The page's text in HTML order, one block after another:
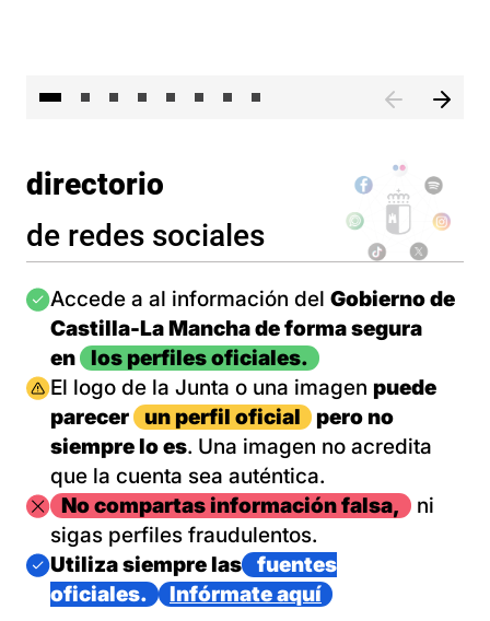
directorio
de redes sociales
Imagen
Accede a al información del Gobierno de
Castilla-La Mancha de forma segura
en
los perfiles oficiales.
Imagen
El logo de la Junta o una imagen puede
parecer
un perfil oficial
pero no
siempre lo es. Una imagen no acredita
que la cuenta sea auténtica.
ImagenNo compartas información falsa,
ni
sigas perfiles fraudulentos.
Imagen
Utiliza siempre las
fuentes
oficiales.
Infórmate aquí